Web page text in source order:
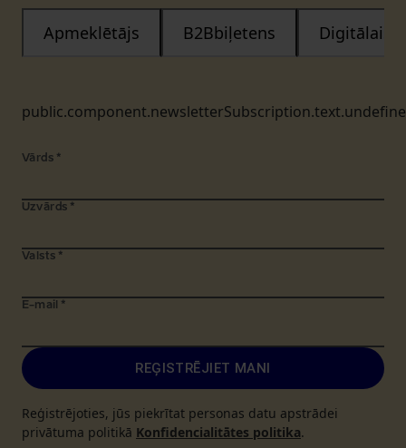
Apmeklētājs B2Bbiļetens Digitālais
Vārds *
Uzvārds *
Valsts *
E-mail *
REĢISTRĒJIET MANI
Reģistrējoties, jūs piekrītat personas datu apstrādei
privātuma politikā Konfidencialitātes politika.